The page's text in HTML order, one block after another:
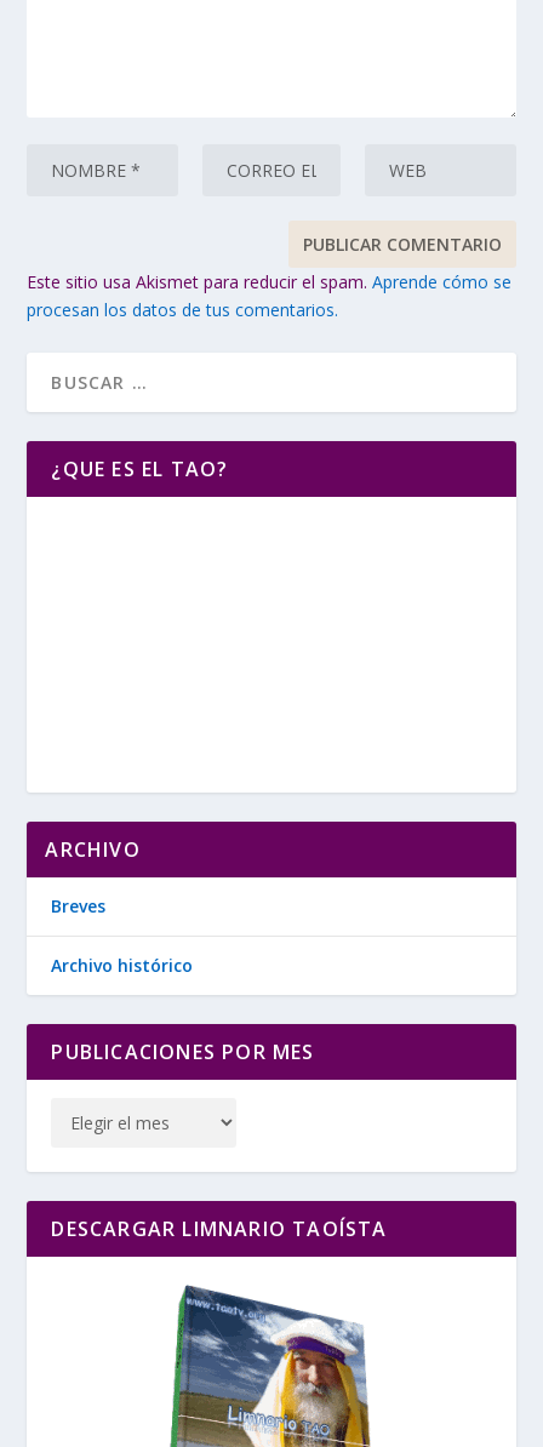
Este sitio usa Akismet para reducir el spam.Aprende cómo se
procesan los datos de tus comentarios.
¿QUE ES EL TAO?
ARCHIVO
Breves
Archivo histórico
PUBLICACIONES POR MES
DESCARGAR LIMNARIO TAOÍSTA